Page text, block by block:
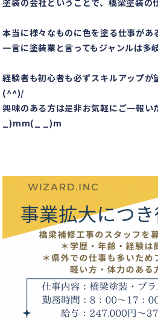
本当に様々なものに色を塗る仕事があ
一言に塗装業と言ってもジャンルは多
経験者も初心者も必ずスキルアップが
(^^)/
興味のある方は是非お気軽にご一報い
_)mm(_ _)m